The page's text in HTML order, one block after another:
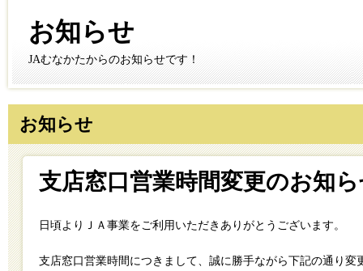
お知らせ
JAむなかたからのお知らせです！
お知らせ
支店窓口営業時間変更のお知
日頃よりＪＡ事業をご利用いただきありがとうございます。
支店窓口営業時間につきまして、誠に勝手ながら下記の通り変